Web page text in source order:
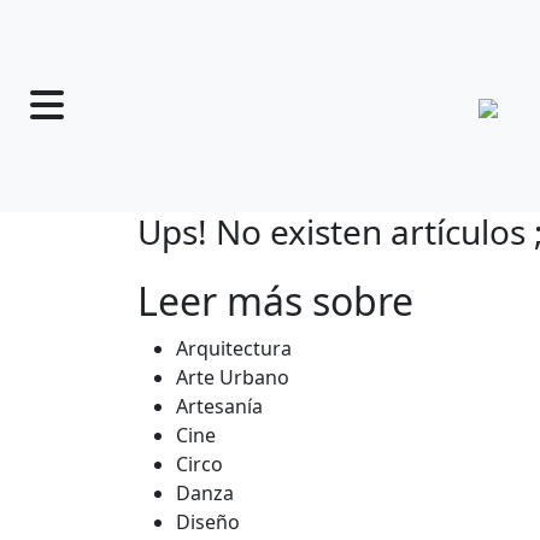
Ups! No existen artículos
Leer más sobre
Arquitectura
Arte Urbano
Artesanía
Cine
Circo
Danza
Diseño